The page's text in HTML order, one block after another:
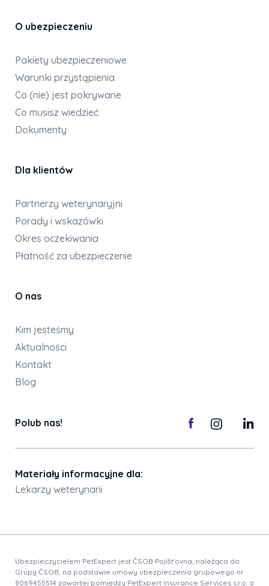
O ubezpieczeniu
Pakiety ubezpieczeniowe
Warunki przystąpienia
Co (nie) jest pokrywane
Co musisz wiedzieć
Dokumenty
Dla klientów
Partnerzy weterynaryjni
Porady i wskazówki
Okres oczekiwania
Płatność za ubezpieczenie
O nas
Kim jesteśmy
Aktualności
Kontakt
Blog
Polub nas!
Materiały informacyjne dla:
Lekarzy weterynarii
Ubezpieczycielem PetExpert jest ČSOB Pojišt'ovna, należąca do
Grupy ČSOB, na podstawie umowy ubezpieczenia grupowego nr
8069455514 zawartej pomiędzy PetExpert Insurance Services s.r.o. a